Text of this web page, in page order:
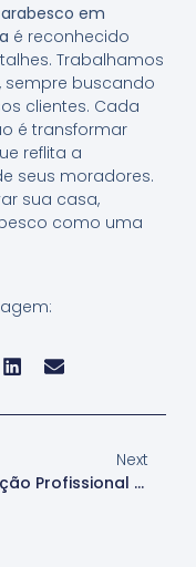
em
é reconhecido
Trabalhamos
sempre buscando
clientes. Cada
é transformar
reflita a
seus moradores.
sua casa,
como uma
Next
Aplicação Profissional De Papel De Parede Arabesco Em Santana De Parnaíba